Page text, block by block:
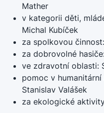
Mather
v kategorii děti,
Michal Kubíček
za spolkovou
za dobrovolné
ve zdravotní oblasti:
pomoc v
Stanislav Valášek
za ekologické